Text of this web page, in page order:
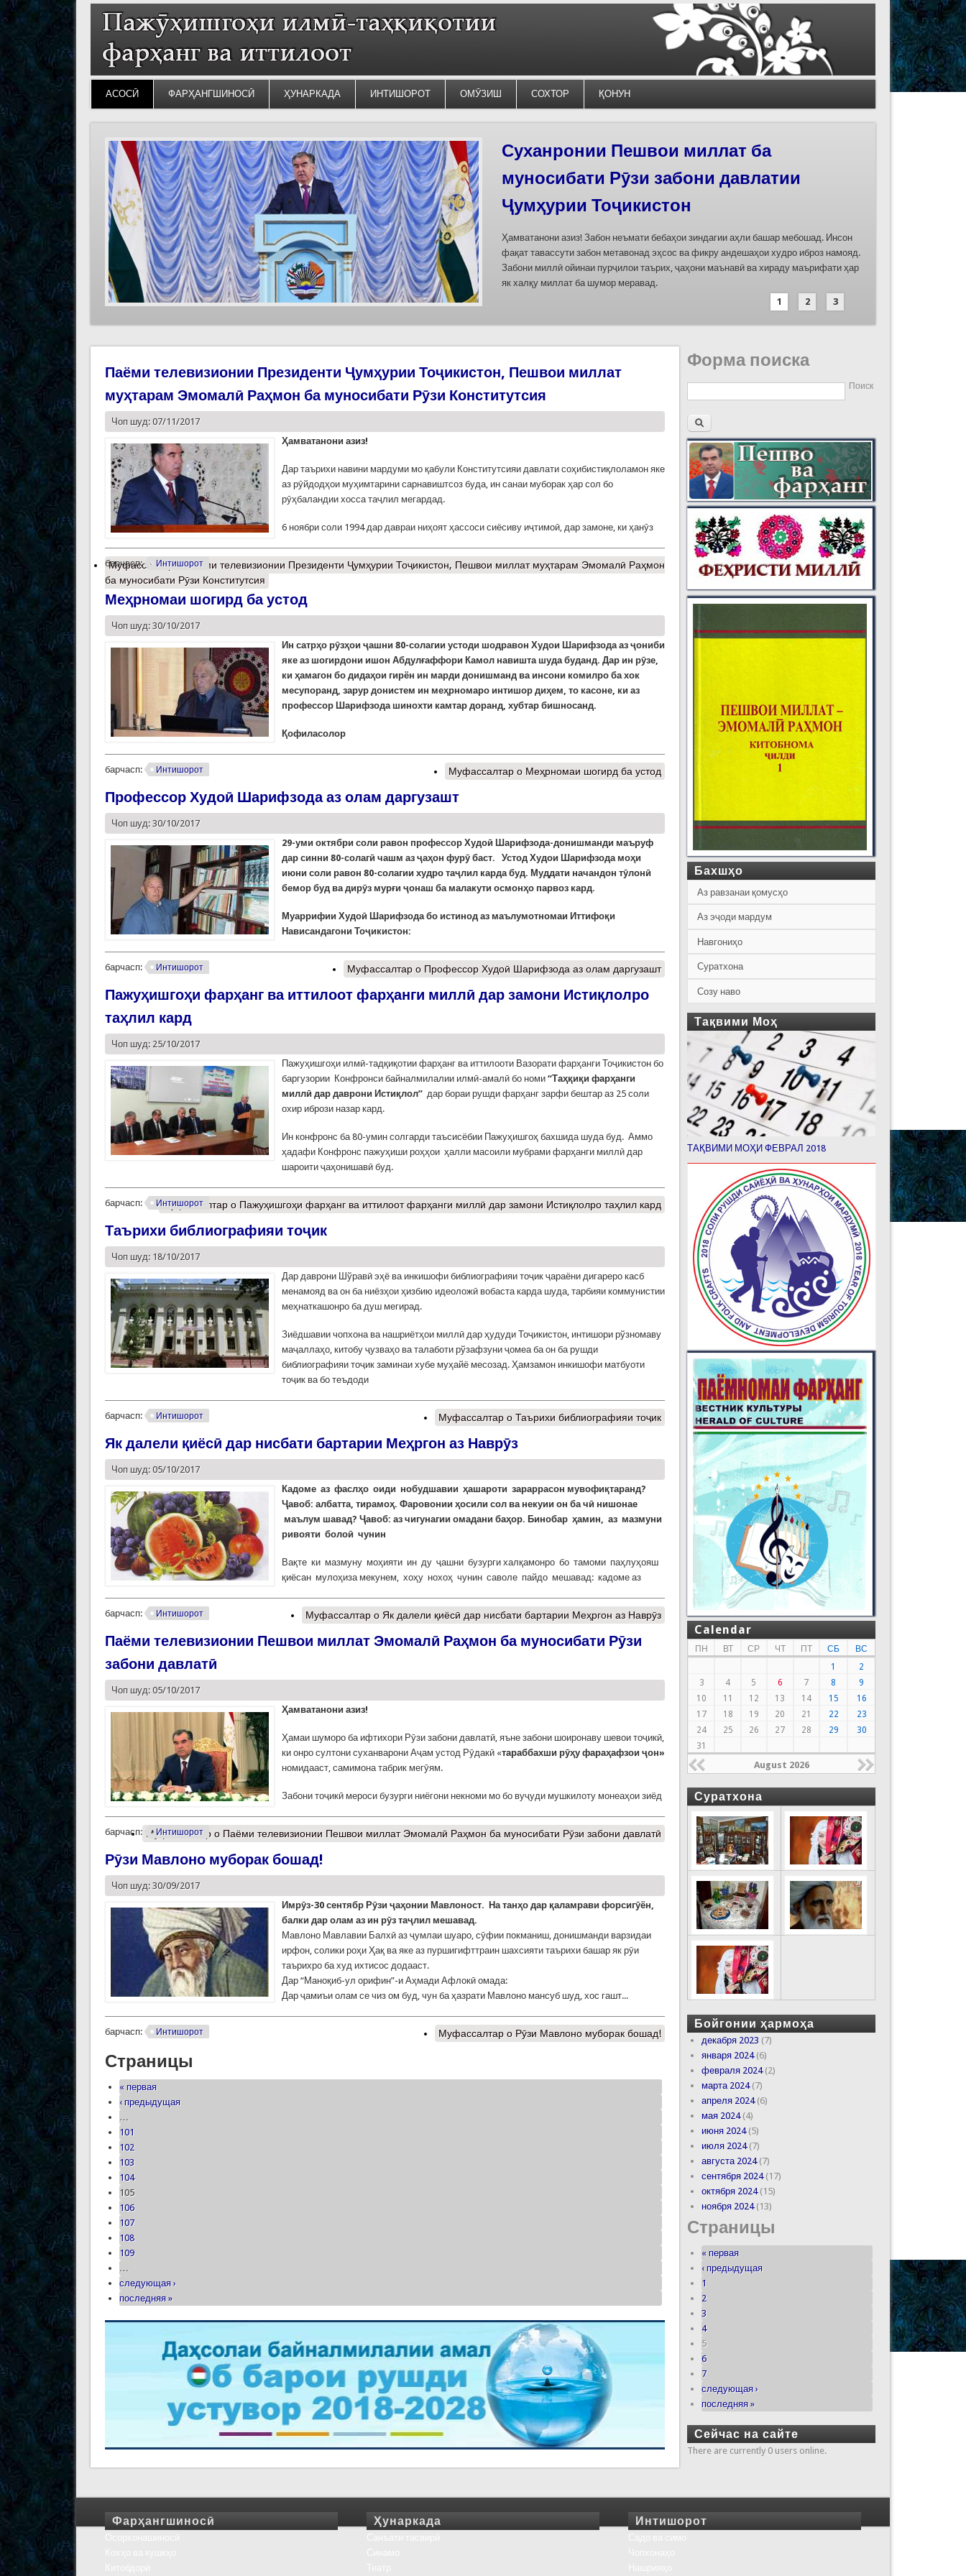
АСОСӢ ФАРҲАНГШИНОСӢ ҲУНАРКАДА ИНТИШОРОТ ОМӮЗИШ СОХТОР ҚОНУН
Силсилаи ёдгориҳои роҳи абрешим
барои сабт дар феҳристи ЮНЕСКО
омода мешаванд
Дар бахшҳои семинар вазъи омодасозии ҳуҷҷатҳои номинатсияҳои муштараки
кишварҳои Осиёи Марказӣ, аз он ҷумла номинатсияи “Роҳи абрешим: гузаргоҳи
минтақавии Фарғона-Сирдарё», ки аз ҷониби ҷумҳуриҳои Қазоқистон, Қирғизистон,
Тоҷикистон ва Ўзбекистон пешниҳод хоҳад шуд
1
2 3
Паёми телевизионии Президенти Ҷумҳурии Тоҷикистон, Пешвои миллат
муҳтарам Эмомалӣ Раҳмон ба муносибати Рӯзи Конститутсия
Чоп шуд: 07/11/2017
Ҳамватанони азиз!
Дар таърихи навини мардуми мо қабули Конститутсияи давлати соҳибистиқлоламон яке
аз рӯйдодҳои муҳимтарини сарнавиштсоз буда, ин санаи муборак ҳар сол бо
рӯҳбаландии хосса таҷлил мегардад.
6 ноябри соли 1994 дар давраи ниҳоят ҳассоси сиёсиву иҷтимоӣ, дар замоне, ки ҳанӯз
барчасп: Интишорот
Муфассалтаро Паёми телевизионии Президенти Ҷумҳурии Тоҷикистон, Пешвои миллат муҳтарам Эмомалӣ Раҳмон
ба муносибати Рӯзи Конститутсия
Меҳрномаи шогирд ба устод
Чоп шуд: 30/10/2017
Ин сатрҳо рӯзҳои ҷашни 80-солагии устоди шодравон Худои Шарифзода аз ҷониби
яке аз шогирдони ишон Абдулғаффори Камол навишта шуда буданд. Дар ин рӯзе,
ки ҳамагон бо дидаҳои гирён ин марди донишманд ва инсони комилро ба хок
месупоранд, зарур донистем ин меҳрномаро интишор диҳем, то касоне, ки аз
профессор Шарифзода шинохти камтар доранд, хубтар бишносанд.
Қофиласолор
барчасп: Интишорот Муфассалтар о Меҳрномаи шогирд ба устод
Профессор Худоӣ Шарифзода аз олам даргузашт
Чоп шуд: 30/10/2017
29-уми октябри соли равон профессор Худоӣ Шарифзода-донишманди маъруф
дар синни 80-солагӣ чашм аз ҷаҳон фурӯ баст.
Устод Худои Шарифзода моҳи
июни соли равон 80-солагии худро таҷлил карда буд. Муддати начандон тӯлонӣ
бемор буд ва дирӯз мурғи ҷонаш ба малакути осмонҳо парвоз кард.
Муаррифии Худоӣ Шарифзода бо истинод аз маълумотномаи Иттифоқи
Нависандагони Тоҷикистон:
барчасп: Интишорот Муфассалтар о Профессор Худоӣ Шарифзода аз олам даргузашт
Пажуҳишгоҳи фарҳанг ва иттилоот фарҳанги миллӣ дар замони Истиқлолро
таҳлил кард
Чоп шуд: 25/10/2017
Пажуҳишгоҳи илмӣ-тадқиқотии фарҳанг ва иттилооти Вазорати фарҳанги Тоҷикистон бо
баргузории Конфронси байналмилалии илмӣ-амалӣ бо номи “Таҳқиқи фарҳанги
миллӣ дар даврони Истиқлол”дар бораи рушди фарҳанг зарфи бештар аз 25 соли
охир ибрози назар кард.
Ин конфронс ба 80-умин солгарди таъсисёбии Пажуҳишгоҳ бахшида шуда буд. Аммо
ҳадафи Конфронс пажуҳиши роҳҳои ҳалли масоили мубрами фарҳанги миллӣ дар
шароити ҷаҳонишавӣ буд.
барчасп: Интишорот
Муфассалтар о Пажуҳишгоҳи фарҳанг ва иттилоот фарҳанги миллӣ дар замони Истиқлолро таҳлил кард
Таърихи библиографияи тоҷик
Чоп шуд: 18/10/2017
Дар даврони Шўравӣ эҳё ва инкишофи библиографияи тоҷик ҷараёни дигареро касб
менамояд ва он ба ниёзҳои ҳизбию идеоложӣ вобаста карда шуда, тарбияи коммунистии
меҳнаткашонро ба душ мегирад.
Зиёдшавии чопхона ва нашриётҳои миллӣ дар ҳудуди Тоҷикистон, интишори рўзномаву
маҷаллаҳо, китобу ҷузваҳо ва талаботи рўзафзуни ҷомеа ба он ба рушди
библиографияи тоҷик заминаи хубе муҳайё месозад. Ҳамзамон инкишофи матбуоти
тоҷик ва бо теъдоди
барчасп: Интишорот Муфассалтар о Таърихи библиографияи тоҷик
Як далели қиёсӣ дар нисбати бартарии Меҳргон аз Наврӯз
Чоп шуд: 05/10/2017
Кадоме аз фаслҳо оиди нобудшавии ҳашароти зараррасон мувофиқтаранд?
Ҷавоб: албатта, тирамоҳ. Фаровонии ҳосили сол ва некуии он ба чӣ нишонае
маълум шавад? Ҷавоб: аз чигунагии омадани баҳор. Бинобар ҳамин, аз мазмуни
ривояти болоӣ чунин
Вақте ки мазмуну моҳияти ин ду ҷашни бузурги халқамонро бо тамоми паҳлуҳояш
қиёсан мулоҳиза мекунем, хоҳу нохоҳ чунин саволе пайдо мешавад: кадоме аз
барчасп: Интишорот Муфассалтар о Як далели қиёсӣ дар нисбати бартарии Меҳргон аз Наврӯз
Паёми телевизионии Пешвои миллат Эмомалӣ Раҳмон ба муносибати Рӯзи
забони давлатӣ
Чоп шуд: 05/10/2017
Ҳамватанони азиз!
Ҳамаи шуморо ба ифтихори Рӯзи забони давлатӣ, яъне забони шоиронаву шевои тоҷикӣ,
ки онро султони суханварони Аҷам устод Рӯдакӣ «тараббахши рӯҳу фараҳафзои ҷон»
номидааст, самимона табрик мегӯям.
Забони тоҷикӣ мероси бузурги ниёгони некноми мо бо вуҷуди мушкилоту монеаҳои зиёд
барчасп: Интишорот
Муфассалтар о Паёми телевизионии Пешвои миллат Эмомалӣ Раҳмон ба муносибати Рӯзи забони давлатӣ
Рӯзи Мавлоно муборак бошад!
Чоп шуд: 30/09/2017
Имрӯз-30 сентябр Рӯзи ҷаҳонии Мавлоност. На танҳо дар қаламрави форсигӯён,
балки дар олам аз ин рӯз таҷлил мешавад.
Мавлоно Мавлавии Балхӣ аз ҷумлаи шуаро, сӯфии покманиш, донишманди варзидаи
ирфон, солики роҳи Ҳақ ва яке аз пуршигифттраин шахсияти таърихи башар як рӯи
таърихро ба худ ихтисос додааст.
Дар “Маноқиб-ул орифин”-и Аҳмади Афлокӣ омада:
Дар ҷамиъи олам се чиз ом буд, чун ба ҳазрати Мавлоно мансуб шуд, хос гашт...
барчасп: Интишорот Муфассалтар о Рӯзи Мавлоно муборак бошад!
Страницы
« первая
‹ предыдущая
…
101
102
103
104
105
106
107
108
109
…
следующая ›
последняя »
Форма поиска
Поиск
Бахшҳо
Аз равзанаи қомусҳо
Аз эҷоди мардум
Навгониҳо
Суратхона
Созу наво
Тақвими Моҳ
ТАҚВИМИ МОҲИ ФЕВРАЛ 2018
Calendar
ПН ВТ СР ЧТ ПТ СБ
ВС
1
2
3
4 5 6 7 8
9
10
11 12 13 14 15
16
17
18 19 20 21 22
23
24
25 26 27 28 29
30
31
August 2026
Суратхона
Бойгонии ҳармоҳа
декабря 2023 (7)
января 2024(6)
февраля 2024(2)
марта 2024(7)
апреля 2024(6)
мая 2024(4)
июня 2024(5)
июля 2024(7)
августа 2024(7)
сентября 2024(17)
октября 2024(15)
ноября 2024(13)
Страницы
« первая
‹ предыдущая
1
2
3
4
5
6
7
следующая ›
последняя »
Сейчас на сайте
There are currently 0 users online.
Фарҳангшиносӣ Ҳунаркада Интишорот